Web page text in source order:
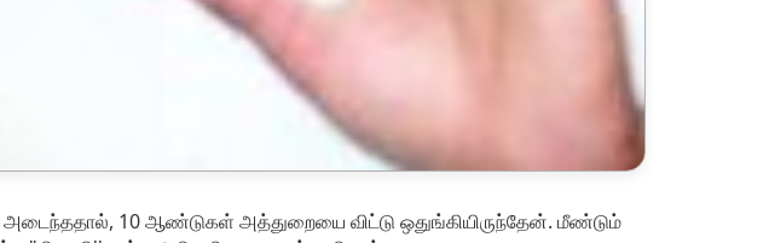
10 ஆண்டுகள் அத்துறையை விட்டு ஒதுங்கியிருந்தேன். மீண்டும்